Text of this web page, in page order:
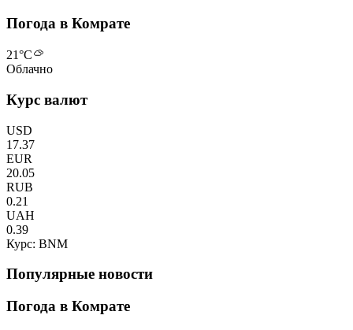
Погода в Комрате
21°C
Облачно
Курс валют
USD
17.37
EUR
20.05
RUB
0.21
UAH
0.39
Курс: BNM
Популярные новости
Погода в Комрате